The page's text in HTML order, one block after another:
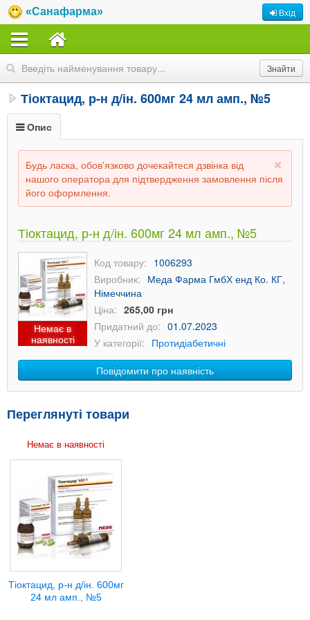
«Санафарма» Вхід
Тіоктацид, р-н д/ін. 600мг 24 мл амп., №5
Опис
Будь ласка, обов'язково дочекайтеся дзвінка від
нашого оператора для підтвердження замовлення після
його оформлення.
Тіоктацид, р-н д/ін. 600мг 24 мл амп., №5
Немає в
наявності
Код товару: 1006293
Виробник: Меда Фарма ГмбХ енд Ко. КГ,
Німеччина
Ціна: 265,00 грн
Придатний до: 01.07.2023
У категорії: Протидіабетичні
Повідомити про наявність
Переглянуті товари
Немає в наявності
Тіоктацид, р-н д/ін. 600мг
24 мл амп., №5